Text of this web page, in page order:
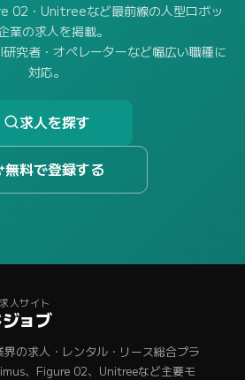
02・Unitreeなど最前線の人型ロボッ
業の求人を掲載。
究者・オペレーターなど幅広い職種に
対応。
求人を探す
無料で登録する
人サイト
ョブ
の求人・レンタル・リース総合プラ
、Figure 02、Unitreeなど主要モ